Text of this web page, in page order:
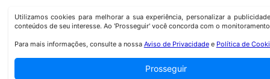
Utilizamos cookies para melhorar a sua experiência, personalizar a
conteúdos de seu interesse. Ao 'Prosseguir' você concorda com o
Para mais informações, consulte a nossa Aviso de Privacidadee Política de
Prosseguir